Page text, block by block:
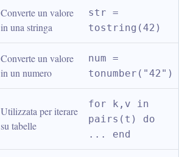
Converte un valore
in una stringa
str =
tostring(42)
Converte un valore
in un numero
num =
tonumber("42")
Utilizzata per iterare
su tabelle
for k,v in
pairs(t) do
... end